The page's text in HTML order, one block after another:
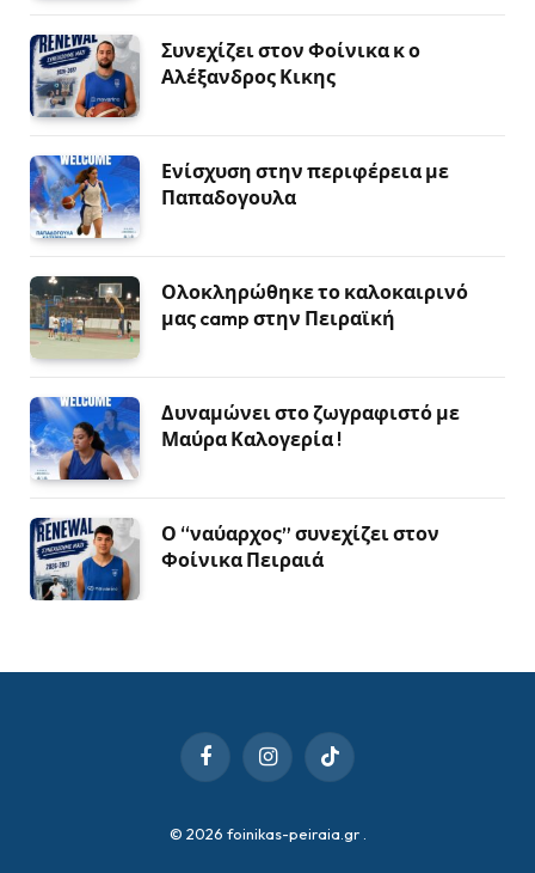
Συνεχίζει στον Φοίνικα κ ο
Αλέξανδρος Κικης
Ενίσχυση στην περιφέρεια με
Παπαδογουλα
Ολοκληρώθηκε το καλοκαιρινό
μας camp στην Πειραϊκή
Δυναμώνει στο ζωγραφιστό με
Μαύρα Καλογερία !
Ο “ναύαρχος” συνεχίζει στον
Φοίνικα Πειραιά
FacebookInstagramTikTok
© 2026 foinikas-peiraia.gr